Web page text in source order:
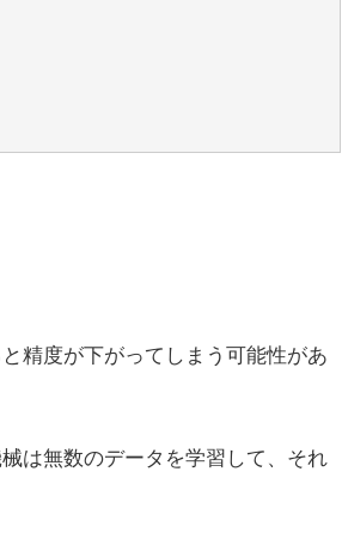
精度が下がってしまう可能性があ
は無数のデータを学習して、それ